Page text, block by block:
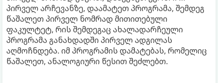
პირველ არჩევანზე, დაამატეთ პროგრამა, შემდეგ
წაშალეთ პირველ ნომრად მითითებული
ფაკულტეტ, რის შემდეგაც ახალადარჩეული
პროგრამა განახდადში პირველ ადგილას
აღმოჩნდება. იმ პროგრამის დამატებას, რომელიც
წაშალეთ, ანალოგიური წესით შეძლებთ.